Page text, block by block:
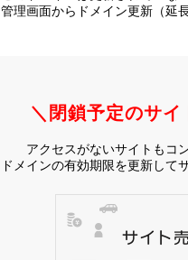
管理画面からドメイン更新（延
＼閉鎖予定のサ
アクセスがないサイトもコ
ドメインの有効期限を更新して